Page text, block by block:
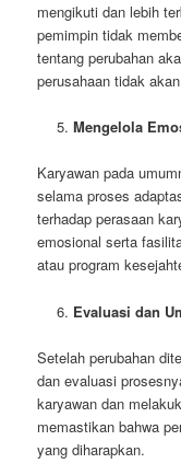
mengikuti dan lebih
pemimpin tidak
tentang perubahan
perusahaan tidak
Mengelola
Karyawan pada
selama proses
terhadap perasaan
emosional serta
atau program
Evaluasi dan
Setelah perubahan
dan evaluasi
karyawan dan
memastikan bahwa
yang diharapkan.